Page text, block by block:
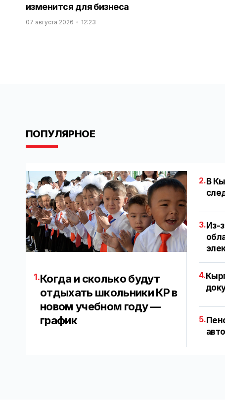
изменится для бизнеса
07 августа 2026 12:23
ПОПУЛЯРНОЕ
1.Когда и сколько будут
отдыхать школьники КР в
новом учебном году —
график
2. В
3.Из-
4.
5.